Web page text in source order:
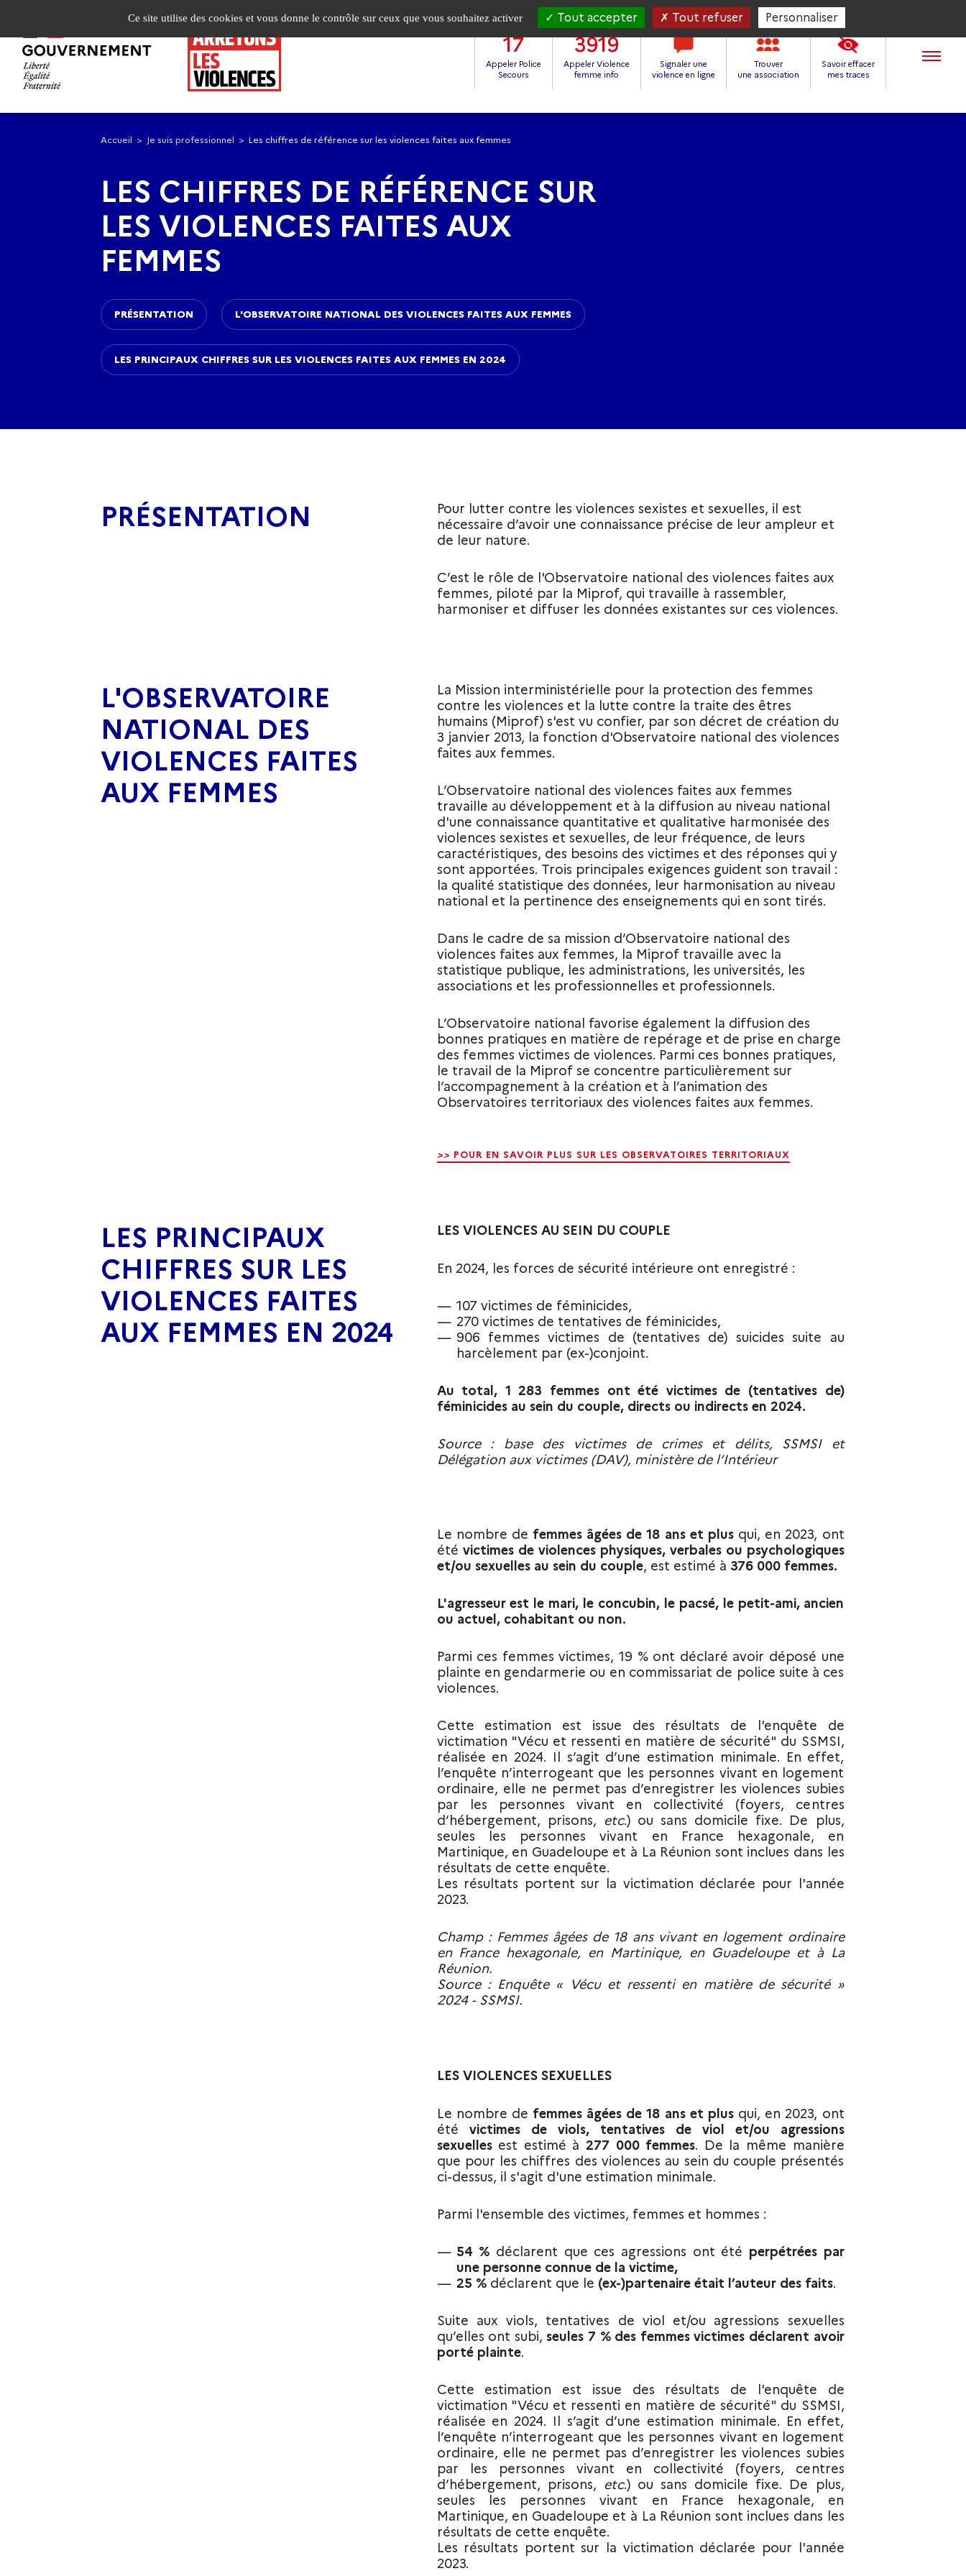
17
Appeler Police
Secours
3919
Appeler Violence
femme info
Signaler une
violence en ligne
Trouver
une association
Savoir effacer
mes traces
Accueil Je suis professionnel Les chiffres de référence sur les violences faites aux femmes
LES CHIFFRES DE RÉFÉRENCE SUR
LES VIOLENCES FAITES AUX
FEMMES
PRÉSENTATION L'OBSERVATOIRE NATIONAL DES VIOLENCES FAITES AUX FEMMES
LES PRINCIPAUX CHIFFRES SUR LES VIOLENCES FAITES AUX FEMMES EN 2024
PRÉSENTATION
Pour lutter contre les violences sexistes et sexuelles, il est
nécessaire d’avoir une connaissance précise de leur ampleur et
de leur nature.
C’est le rôle de l'Observatoire national des violences faites aux
femmes, piloté par la Miprof, qui travaille à rassembler,
harmoniser et diffuser les données existantes sur ces violences.
L'OBSERVATOIRE
NATIONAL DES
VIOLENCES FAITES
AUX FEMMES
La Mission interministérielle pour la protection des femmes
contre les violences et la lutte contre la traite des êtres
humains (Miprof) s'est vu confier, par son décret de création du
3 janvier 2013, la fonction d'Observatoire national des violences
faites aux femmes.
L’Observatoire national des violences faites aux femmes
travaille au développement et à la diffusion au niveau national
d'une connaissance quantitative et qualitative harmonisée des
violences sexistes et sexuelles, de leur fréquence, de leurs
caractéristiques, des besoins des victimes et des réponses qui y
sont apportées. Trois principales exigences guident son travail :
la qualité statistique des données, leur harmonisation au niveau
national et la pertinence des enseignements qui en sont tirés.
Dans le cadre de sa mission d’Observatoire national des
violences faites aux femmes, la Miprof travaille avec la
statistique publique, les administrations, les universités, les
associations et les professionnelles et professionnels.
L’Observatoire national favorise également la diffusion des
bonnes pratiques en matière de repérage et de prise en charge
des femmes victimes de violences. Parmi ces bonnes pratiques,
le travail de la Miprof se concentre particulièrement sur
l’accompagnement à la création et à l’animation des
Observatoires territoriaux des violences faites aux femmes.
>> POUR EN SAVOIR PLUS SUR LES OBSERVATOIRES TERRITORIAUX
LES PRINCIPAUX
CHIFFRES SUR LES
VIOLENCES FAITES
AUX FEMMES EN 2024
LES VIOLENCES AU SEIN DU COUPLE
En 2024, les forces de sécurité intérieure ont enregistré :
107 victimes de féminicides,
270 victimes de tentatives de féminicides,
906 femmes victimes de (tentatives de) suicides suite au
harcèlement par (ex-)conjoint.
Au total, 1 283 femmes ont été victimes de (tentatives de)
féminicides au sein du couple, directs ou indirects en 2024.
Source : base des victimes de crimes et délits, SSMSI et
Délégation aux victimes (DAV), ministère de l’Intérieur
Le nombre de femmes âgées de 18 ans et plusqui, en 2023, ont
été victimes de violences physiques, verbales ou psychologiques
et/ou sexuelles au sein du couple, est estimé à 376 000 femmes.
L'agresseur est le mari, le concubin, le pacsé, le petit-ami, ancien
ou actuel, cohabitant ou non.
Parmi ces femmes victimes, 19 % ont déclaré avoir déposé une
plainte en gendarmerie ou en commissariat de police suite à ces
violences.
Cette estimation est issue des résultats de l'enquête de
victimation "Vécu et ressenti en matière de sécurité" du SSMSI,
réalisée en 2024. Il s’agit d’une estimation minimale. En effet,
l’enquête n’interrogeant que les personnes vivant en logement
ordinaire, elle ne permet pas d’enregistrer les violences subies
par les personnes vivant en collectivité (foyers, centres
d’hébergement, prisons, etc.) ou sans domicile fixe. De plus,
seules les personnes vivant en France hexagonale, en
Martinique, en Guadeloupe et à La Réunion sont inclues dans les
résultats de cette enquête.
Les résultats portent sur la victimation déclarée pour l'année
2023.
Champ : Femmes âgées de 18 ans vivant en logement ordinaire
en France hexagonale, en Martinique, en Guadeloupe et à La
Réunion.
Source : Enquête « Vécu et ressenti en matière de sécurité »
2024 - SSMSI.
LES VIOLENCES SEXUELLES
Le nombre de femmes âgées de 18 ans et plusqui, en 2023, ont
été victimes de viols, tentatives de viol et/ou agressions
sexuelles est estimé à 277 000 femmes. De la même manière
que pour les chiffres des violences au sein du couple présentés
ci-dessus, il s'agit d'une estimation minimale.
Parmi l'ensemble des victimes, femmes et hommes :
54 % déclarent que ces agressions ont été perpétrées par
une personne connue de la victime,
25 % déclarent que le (ex-)partenaire était l’auteur des faits.
Suite aux viols, tentatives de viol et/ou agressions sexuelles
qu’elles ont subi,seules 7 % des femmes victimes déclarent avoir
porté plainte.
Cette estimation est issue des résultats de l'enquête de
victimation "Vécu et ressenti en matière de sécurité" du SSMSI,
réalisée en 2024. Il s’agit d’une estimation minimale. En effet,
l’enquête n’interrogeant que les personnes vivant en logement
ordinaire, elle ne permet pas d’enregistrer les violences subies
par les personnes vivant en collectivité (foyers, centres
d’hébergement, prisons, etc.) ou sans domicile fixe. De plus,
seules les personnes vivant en France hexagonale, en
Martinique, en Guadeloupe et à La Réunion sont inclues dans les
résultats de cette enquête.
Les résultats portent sur la victimation déclarée pour l'année
2023.
Ce site utilise des cookies et vous donne le contrôle sur ceux que vous souhaitez activer Tout accepter Tout refuser Personnaliser